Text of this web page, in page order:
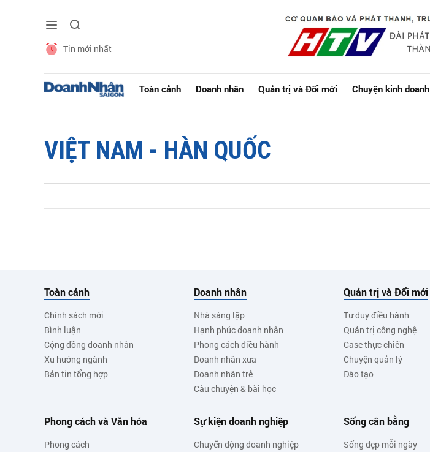
Tin mới nhất
Toàn cảnh Doanh nhân Quản trị và Đổi mới Chuyện kinh doanh
VIỆT NAM - HÀN QUỐC
Toàn cảnh
Chính sách mới
Bình luận
Cộng đồng doanh nhân
Xu hướng ngành
Bản tin tổng hợp
Doanh nhân
Nhà sáng lập
Hạnh phúc doanh nhân
Phong cách điều hành
Doanh nhân xưa
Doanh nhân trẻ
Câu chuyện & bài học
Quản trị và Đổi mới
Tư duy điều hành
Quản trị công nghệ
Case thực chiến
Chuyện quản lý
Đào tạo
Phong cách và Văn hóa
Phong cách
Sự kiện doanh nghiệp
Chuyển động doanh nghiệp
Sống cân bằng
Sống đẹp mỗi ngày